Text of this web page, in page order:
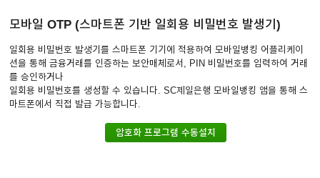
모바일 OTP (스마트폰 기반 일회용 비밀번호 발생기)
일회용 비밀번호 발생기를 스마트폰 기기에 적용하여 모바일뱅킹 어플리케이
션을 통해 금융거래를 인증하는 보안매체로서, PIN 비밀번호를 입력하여 거래
를 승인하거나
일회용 비밀번호를 생성할 수 있습니다. SC제일은행 모바일뱅킹 앱을 통해 스
마트폰에서 직접 발급 가능합니다.
암호화 프로그램 수동설치